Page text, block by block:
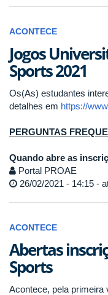
ACONTECE
Jogos
Sports 2021
Os(As) estudantes
detalhes em https://
PERGUNTAS
Quando abre as
Portal PROAE
26/02/2021 - 14:15 -
ACONTECE
Abertas
Sports
Acontece, pela primeira